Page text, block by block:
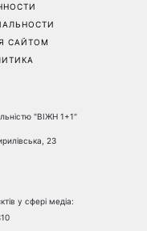
САЙТОМ
"ВІЖН 1+1"
23
у сфері медіа: